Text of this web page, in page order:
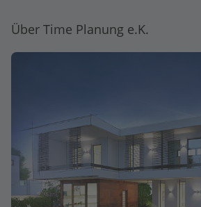
Über Time Planung e.K.